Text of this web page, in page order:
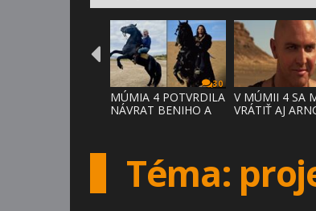
30
MÚMIA 4 POTVRDILA
NÁVRAT BENIHO A
V MÚMII 4 SA
VRÁTIŤ AJ
Téma: